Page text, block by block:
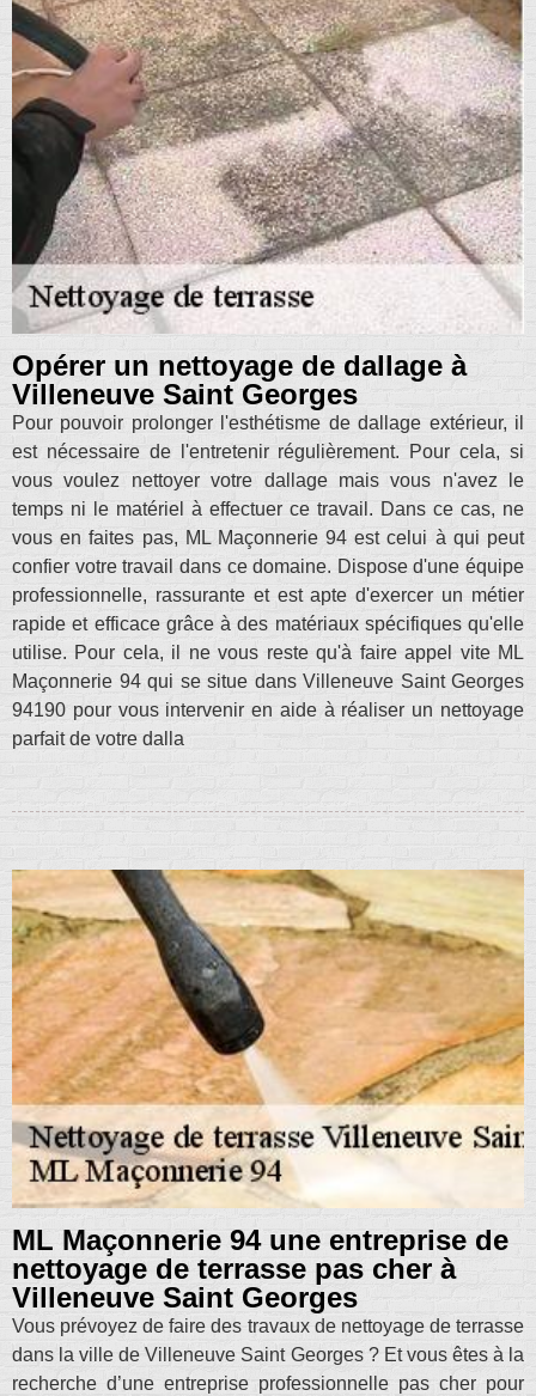
Opérer un nettoyage de dallage à
Villeneuve Saint Georges
Pour pouvoir prolonger l'esthétisme de dallage extérieur, il
est nécessaire de l'entretenir régulièrement. Pour cela, si
vous voulez nettoyer votre dallage mais vous n'avez le
temps ni le matériel à effectuer ce travail. Dans ce cas, ne
vous en faites pas, ML Maçonnerie 94 est celui à qui peut
confier votre travail dans ce domaine. Dispose d'une équipe
professionnelle, rassurante et est apte d'exercer un métier
rapide et efficace grâce à des matériaux spécifiques qu'elle
utilise. Pour cela, il ne vous reste qu'à faire appel vite ML
Maçonnerie 94 qui se situe dans Villeneuve Saint Georges
94190 pour vous intervenir en aide à réaliser un nettoyage
parfait de votre dalla
ML Maçonnerie 94 une entreprise de
nettoyage de terrasse pas cher à
Villeneuve Saint Georges
Vous prévoyez de faire des travaux de nettoyage de terrasse
dans la ville de Villeneuve Saint Georges ? Et vous êtes à la
recherche d’une entreprise professionnelle pas cher pour